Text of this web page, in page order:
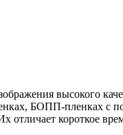
высокого
БОПП-пленках с
отличает короткое